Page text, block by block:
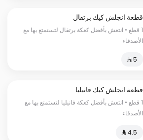
قطعة انجلش كيك برتقال
1 قطع • انتعش بأفضل كعكة برتقال لتستمتع بها مع
الأصدقاء
قطعة انجلش كيك فانيليا
1 قطع • انتعش بأفضل كعكة فانيليا لتستمتع بها مع
الأصدقاء